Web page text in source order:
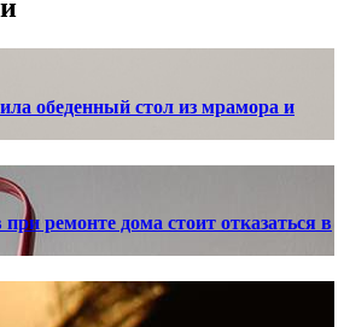
обеденный стол из мрамора и
ремонте дома стоит отказаться в